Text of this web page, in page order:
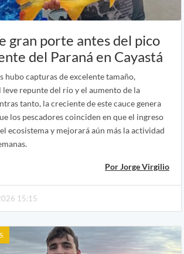
gran porte antes del pico
del Paraná en Cayastá
hubo capturas de excelente tamaño,
repunte del río y el aumento de la
tanto, la creciente de este cauce genera
los pescadores coinciden en que el ingreso
ecosistema y mejorará aún más la actividad
Por Jorge Virgilio
15:15